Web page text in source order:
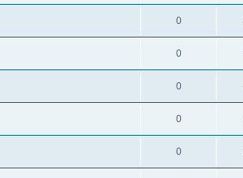
0
0
0
0
0